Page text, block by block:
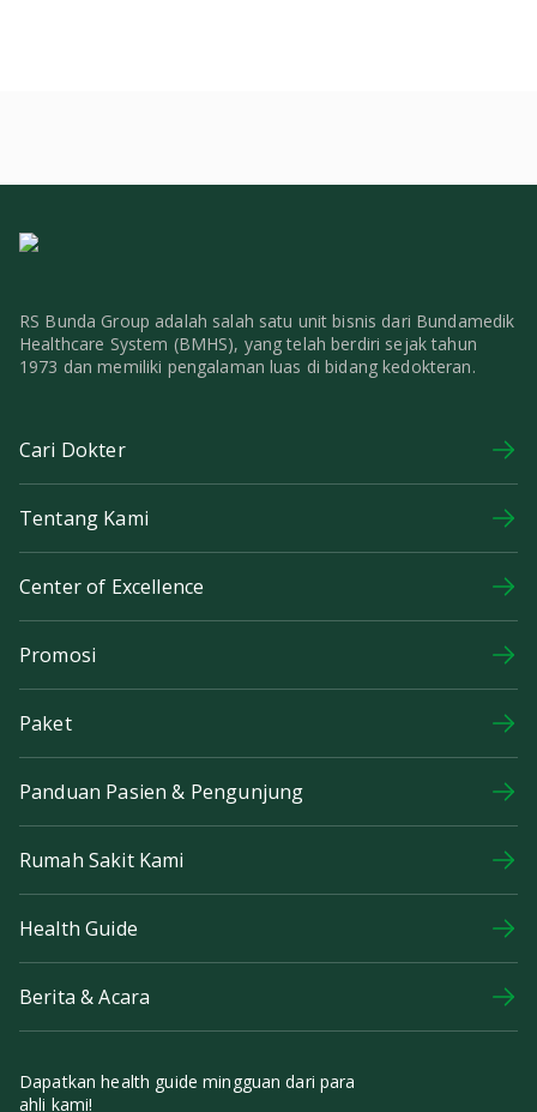
RS Bunda Group adalah salah satu unit bisnis dari Bundamedik
Healthcare System (BMHS), yang telah berdiri sejak tahun
1973 dan memiliki pengalaman luas di bidang kedokteran.
Cari Dokter
Tentang Kami
Center of Excellence
Promosi
Paket
Panduan Pasien & Pengunjung
Rumah Sakit Kami
Health Guide
Berita & Acara
Dapatkan health guide mingguan dari para
ahli kami!